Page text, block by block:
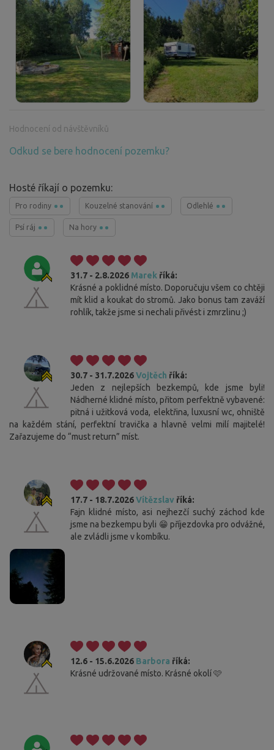
Hodnocení od návštěvníků
Odkud se bere hodnocení pozemku?
Hosté říkají o pozemku:
Pro rodiny Kouzelné stanování Odlehlé
Psí ráj Na hory
31.7 - 2.8.2026 Marek říká:
Krásné a poklidné místo. Doporučuju všem co chtěji
mít klid a koukat do stromů. Jako bonus tam zaváží
rohlík, takže jsme si nechali přivést i zmrzlinu ;)
30.7 - 31.7.2026Vojtěch říká:
Jeden z nejlepších bezkempů, kde jsme byli!
Nádherné klidné místo, přitom perfektně vybavené:
pitná i užitková voda, elektřina, luxusní wc, ohniště
na každém stání, perfektní travička a hlavně velmi milí majitelé!
Zařazujeme do “must return” míst.
17.7 - 18.7.2026Vítězslav říká:
Fajn klidné místo, asi nejhezčí suchý záchod kde
jsme na bezkempu byli 😁 příjezdovka pro odvážné,
ale zvládli jsme v kombíku.
12.6 - 15.6.2026 Barbora říká:
Krásné udržované místo. Krásné okolí 🩷